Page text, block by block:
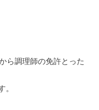
ら調理師の免許とった
。